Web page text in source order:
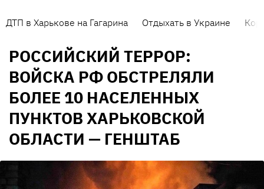
ДТП в Харькове на Гагарина Отдыхать в Украине
РОССИЙСКИЙ ТЕРРОР:
ВОЙСКА РФ ОБСТРЕЛЯЛИ
БОЛЕЕ 10 НАСЕЛЕННЫХ
ПУНКТОВ ХАРЬКОВСКОЙ
ОБЛАСТИ — ГЕНШТАБ